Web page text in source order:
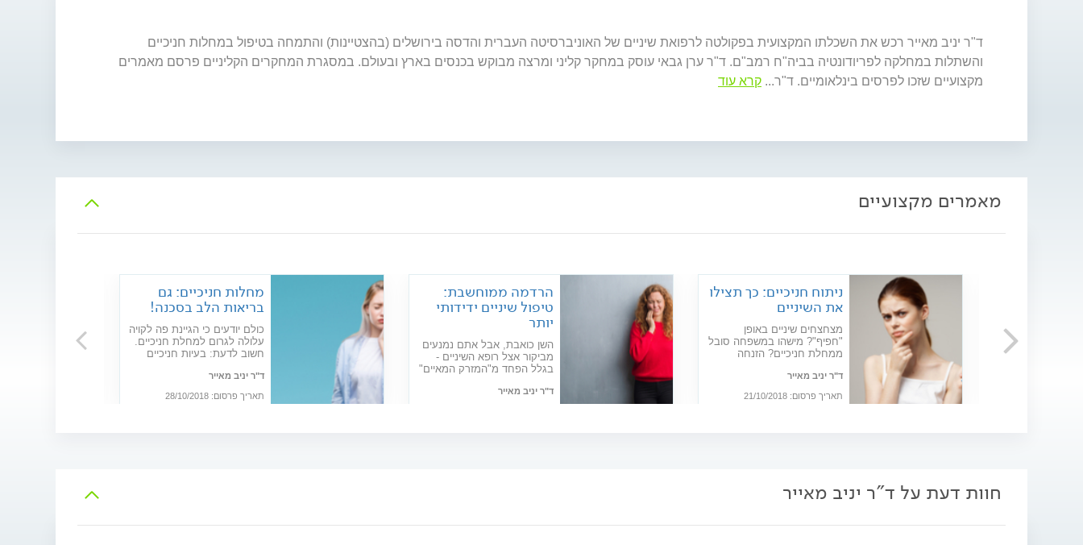
ד"ר יניב מאייר רכש את השכלתו המקצועית בפקולטה לרפואת שיניים של האוניברסיטה העברית והדסה בירושלים (בהצטיינות) והתמחה בטיפול במחלות חניכיים
והשתלות במחלקה לפריודונטיה בביה"ח רמב"ם. ד"ר ערן גבאי עוסק במחקר קליני ומרצה מבוקש בכנסים בארץ ובעולם. במסגרת המחקרים הקליניים פרסם מאמרים
מקצועיים שזכו לפרסים בינלאומיים. ד"ר... קרא עוד
מאמרים מקצועיים
יותר דיוק ובקרה
את הטכנולוגיה
השיניים,
ניתוח חניכיים: כך תצילו
את השיניים
מצחצחים שיניים באופן
"חפיף"? מישהו במשפחה סובל
ממחלת חניכיים? הזנחה
להתפתחות נסיגת חניכיים או
דלקת חניכיים - ואף להסתיים
באובדן שיניים. לעתים, אין מנוס
ד"ר יניב מאייר
תאריך פרסום: 21/10/2018
הרדמה ממוחשבת:
טיפול שיניים ידידותי
יותר
השן כואבת, אבל אתם נמנעים
מביקור אצל רופא השיניים -
בגלל הפחד מ"המזרק המאיים"
אם אתם ילדים או מבוגרים -
ד"ר יניב מאייר
מחלות חניכיים: גם
בריאות הלב בסכנה!
כולם יודעים כי הגיינת פה לקויה
עלולה לגרום למחלת חניכיים.
חשוב לדעת: בעיות חניכיים
לרעה על מצב ההריון, להחמיר
סוכרת ואף לפגוע בבריאות
הלב. שימו לב לבריאות
ד"ר יניב מאייר
תאריך פרסום: 28/10/2018
חוות דעת על ד"ר יניב מאייר